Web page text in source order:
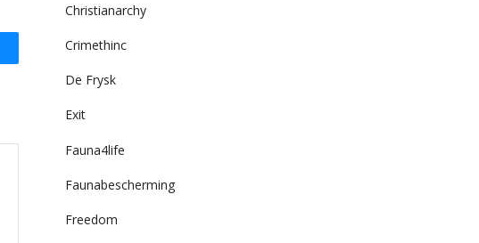
Christianarchy
Crimethinc
De Frysk
Exit
Fauna4life
Faunabescherming
Freedom